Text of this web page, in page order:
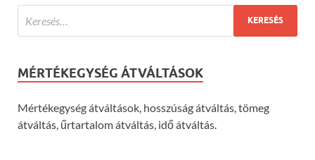
MÉRTÉKEGYSÉG ÁTVÁLTÁSOK
Mértékegység átváltások, hosszúság átváltás, tömeg
átváltás, űrtartalom átváltás, idő átváltás.